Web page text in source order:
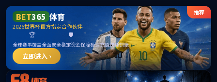
中国区|mksport体育|股份有限公司
请输入验证码下载附件